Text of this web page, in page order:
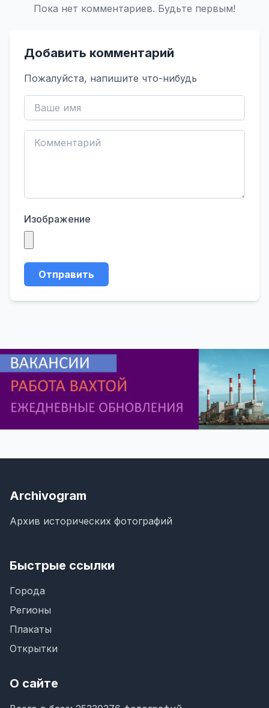
Пока нет комментариев. Будьте первым!
Добавить комментарий
Пожалуйста, напишите что-нибудь
Изображение
Отправить
Archivogram
Архив исторических фотографий
Быстрые ссылки
Города
Регионы
Плакаты
Открытки
О сайте